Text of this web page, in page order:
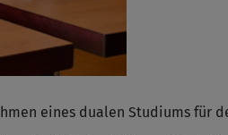
eines dualen Studiums für